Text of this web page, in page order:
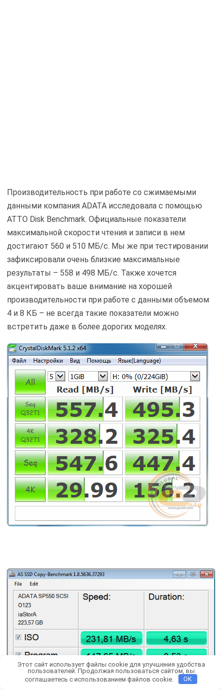
Производительность при работе со сжимаемыми
данными компания ADATA исследовала с помощью
ATTO Disk Benchmark. Официальные показатели
максимальной скорости чтения и записи в нем
достигают 560 и 510 МБ/с. Мы же при тестировании
зафиксировали очень близкие максимальные
результаты – 558 и 498 МБ/с. Также хочется
акцентировать ваше внимание на хорошей
производительности при работе с данными объемом
4 и 8 КБ – не всегда такие показатели можно
встретить даже в более дорогих моделях.
Этот сайт использует файлы cookie для улучшения удобства
пользователей. Продолжая пользоваться сайтом, вы
соглашаетесь с использованием файлов cookie.
OK